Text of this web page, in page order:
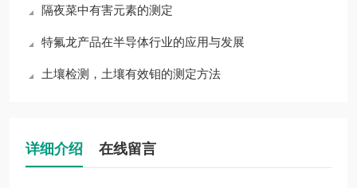
隔夜菜中有害元素的测定
特氟龙产品在半导体行业的应用与发展
土壤检测，土壤有效钼的测定方法
详细介绍 在线留言